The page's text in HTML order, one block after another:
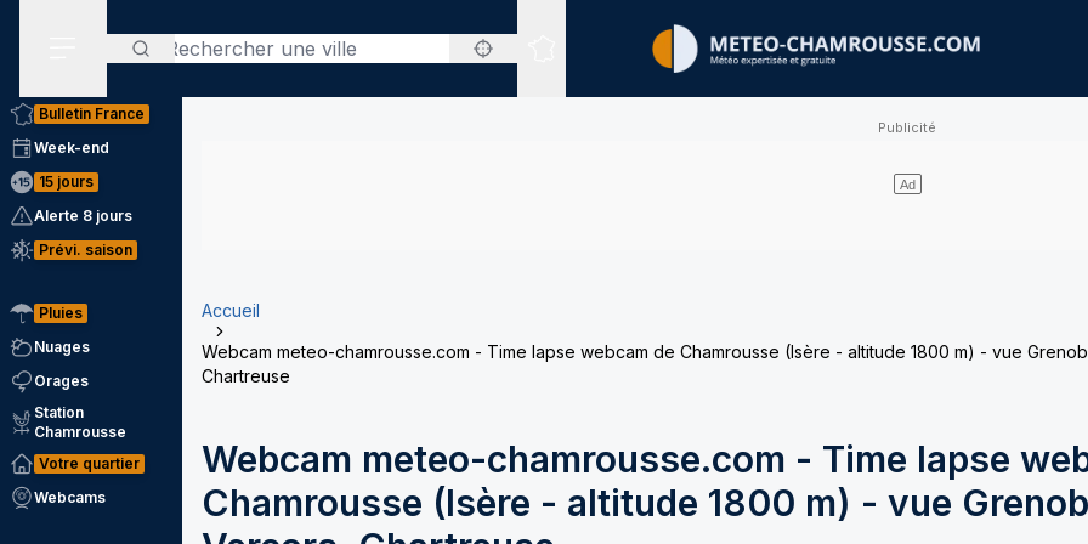
Rechercher
Sites expertisés
Bulletin France
Week-end
15 jours
Alerte 8 jours
Prévi. saison
Pluies
Nuages
Orages
Station
Chamrousse
Votre quartier
Webcams
Accueil
Webcam meteo-chamrousse.com - Time lapse webcam de Chamrousse (Isère - altitude 1800 m) - vue
Chartreuse
Webcam meteo-chamrousse.com - Time lapse
Chamrousse (Isère - altitude 1800 m) - vue